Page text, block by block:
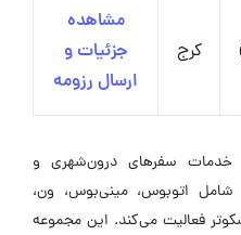
کرج
مشاهده
جزئیات و
ارسال رزومه
خدمات سفرهای درون‌شهری و
شامل اتوبوس، مینی‌بوس، ون،
فعالیت می‌کند. این مجموعه